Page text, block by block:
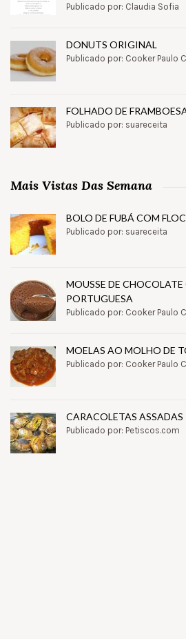
Publicado por: Claudia Sofia
DONUTS ORIGINAL
Publicado por: Cooker Paulo
FOLHADO DE
Publicado por: suareceita
Mais Vistas Das Semana
BOLO DE FUBÁ COM
Publicado por: suareceita
MOUSSE DE CHOCOLATE
PORTUGUESA
Publicado por: Cooker Paulo
MOELAS AO MOLHO DE
Publicado por: Cooker Paulo
CARACOLETAS ASSADAS
Publicado por: Petiscos.com